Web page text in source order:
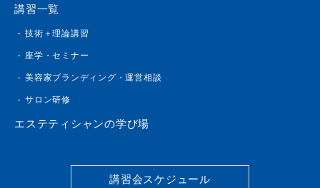
講習会スケジュール
講習一覧
技術＋理論講習
座学・セミナー
美容家ブランディング・運営相談
サロン研修
エステティシャンの学び場